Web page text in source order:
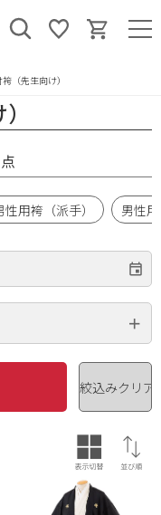
（先生向け）
点
性用袴（派手） 男性